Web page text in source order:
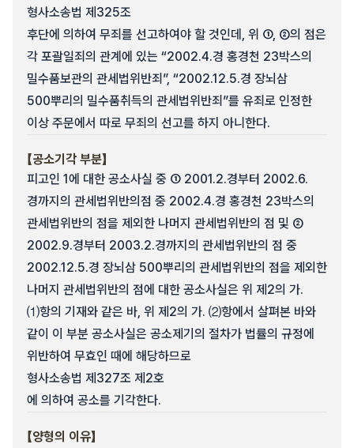
형사소송법 제325조
후단에 의하여 무죄를 선고하여야 할 것인데, 위 ①, ②의 점은
각 포괄일죄의 관계에 있는 “2002.4.경 홍경천 23박스의
밀수품보관의 관세법위반죄”, “2002.12.5.경 장뇌삼
500뿌리의 밀수품취득의 관세법위반죄”를 유죄로 인정한
이상 주문에서 따로 무죄의 선고를 하지 아니한다.
【공소기각 부분】
피고인 1에 대한 공소사실 중 ① 2001.2.경부터 2002.6.
경까지의 관세법위반의점 중 2002.4.경 홍경천 23박스의
관세법위반의 점을 제외한 나머지 관세법위반의 점 및 ②
2002.9.경부터 2003.2.경까지의 관세법위반의 점 중
2002.12.5.경 장뇌삼 500뿌리의 관세법위반의 점을 제외한
나머지 관세법위반의 점에 대한 공소사실은 위 제2의 가.
⑴항의 기재와 같은 바, 위 제2의 가. ⑵항에서 살펴본 바와
같이 이 부분 공소사실은 공소제기의 절차가 법률의 규정에
위반하여 무효인 때에 해당하므로
형사소송법 제327조 제2호
에 의하여 공소를 기각한다.
【양형의 이유】